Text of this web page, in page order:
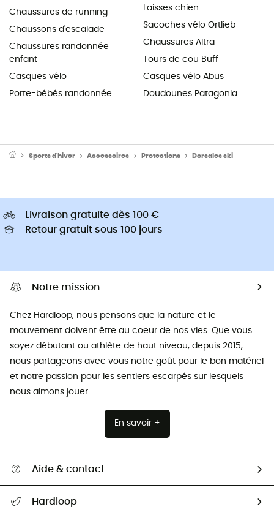
Chaussures de running
Chaussons d'escalade
Chaussures randonnée
enfant
Casques vélo
Porte-bébés randonnée
Laisses chien
Sacoches vélo Ortlieb
Chaussures Altra
Tours de cou Buff
Casques vélo Abus
Doudounes Patagonia
Sports d'hiver Accessoires Protections Dorsales ski
Livraison gratuite dès 100 €
Retour gratuit sous 100 jours
Notre mission
Chez Hardloop, nous pensons que la nature et le
mouvement doivent être au coeur de nos vies. Que vous
soyez débutant ou athlète de haut niveau, depuis 2015,
nous partageons avec vous notre goût pour le bon matériel
et notre passion pour les sentiers escarpés sur lesquels
nous aimons jouer.
En savoir +
Aide & contact
Retour & remboursement
Hardloop